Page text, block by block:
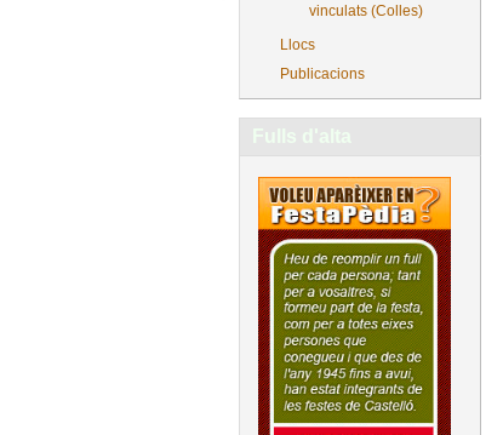
vinculats (Colles)
Llocs
Publicacions
Fulls d'alta